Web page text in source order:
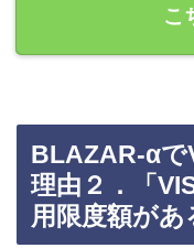
こ
BLAZAR-αで
理由２．「
用限度額があ